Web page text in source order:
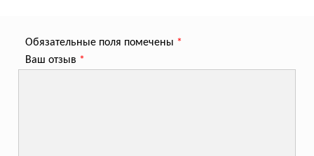
Обязательные поля помечены *
Ваш отзыв *